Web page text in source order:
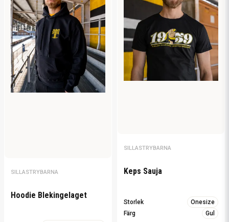
SILLASTRYBARNA
Hoodie Blekingelaget
SILLASTRYBARNA
Keps Sauja
Storlek
Onesize
Färg
Gul